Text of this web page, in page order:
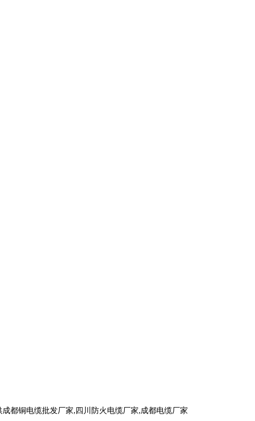
都铜电缆批发厂家,四川防火电缆厂家,成都电缆厂家